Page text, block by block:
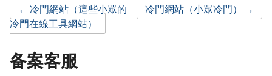
Post
navigation
← 冷門網站（這些小眾的
冷門在線工具網站）
冷門網站（小眾冷門） →
备案客服